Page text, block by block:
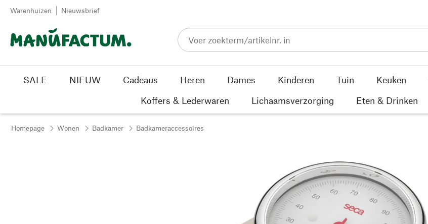
Passer au contenu
Warenhuizen Nieuwsbrief
SALE NIEUW Cadeaus Heren Dames Kinderen Tuin Keuken
Koffers & Lederwaren
Lichaamsverzorging Eten & Drinken
Homepage Wonen Badkamer Badkameraccessoires